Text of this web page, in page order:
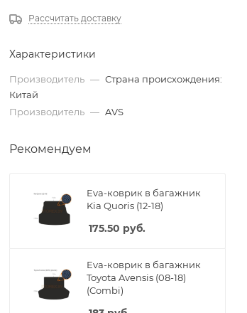
Рассчитать доставку
Характеристики
Производитель — Страна происхождения:
Китай
Производитель — AVS
Рекомендуем
Eva-коврик в багажник
Kia Quoris (12-18)
175.50 руб.
Eva-коврик в багажник
Toyota Avensis (08-18)
(Combi)